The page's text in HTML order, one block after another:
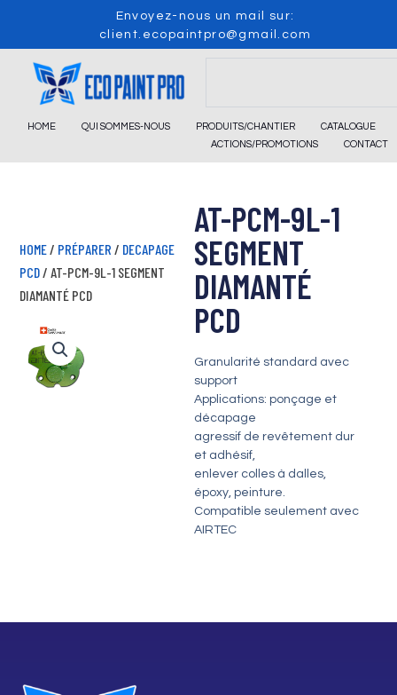
content
Envoyez-nous un mail sur:
client.ecopaintpro@gmail.com
HOME QUI SOMMES-NOUS PRODUITS/CHANTIER
CATALOGUE
ACTIONS/PROMOTIONS
CONTACT
AT-PCM-9L-1
SEGMENT
DIAMANTÉ
PCD
Granularité standard avec
support
Applications: ponçage et
décapage
agressif de revêtement dur
et adhésif,
enlever colles à dalles,
époxy, peinture.
Compatible seulement avec
AIRTEC
HOME / PRÉPARER / DECAPAGE
PCD / AT-PCM-9L-1 SEGMENT
DIAMANTÉ PCD